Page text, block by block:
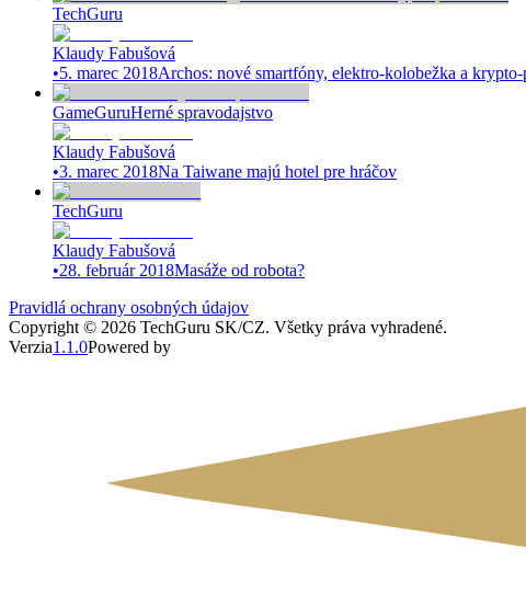
TechGuru
Klaudy Fabušová
•5. marec 2018Archos: nové smartfóny, elektro-kolobežka a krypto-
GameGuruHerné spravodajstvo
Klaudy Fabušová
•3. marec 2018Na Taiwane majú hotel pre hráčov
TechGuru
Klaudy Fabušová
•28. február 2018Masáže od robota?
Pravidlá ochrany osobných údajov
Copyright © 2026 TechGuru SK/CZ. Všetky práva vyhradené.
Verzia1.1.0Powered by